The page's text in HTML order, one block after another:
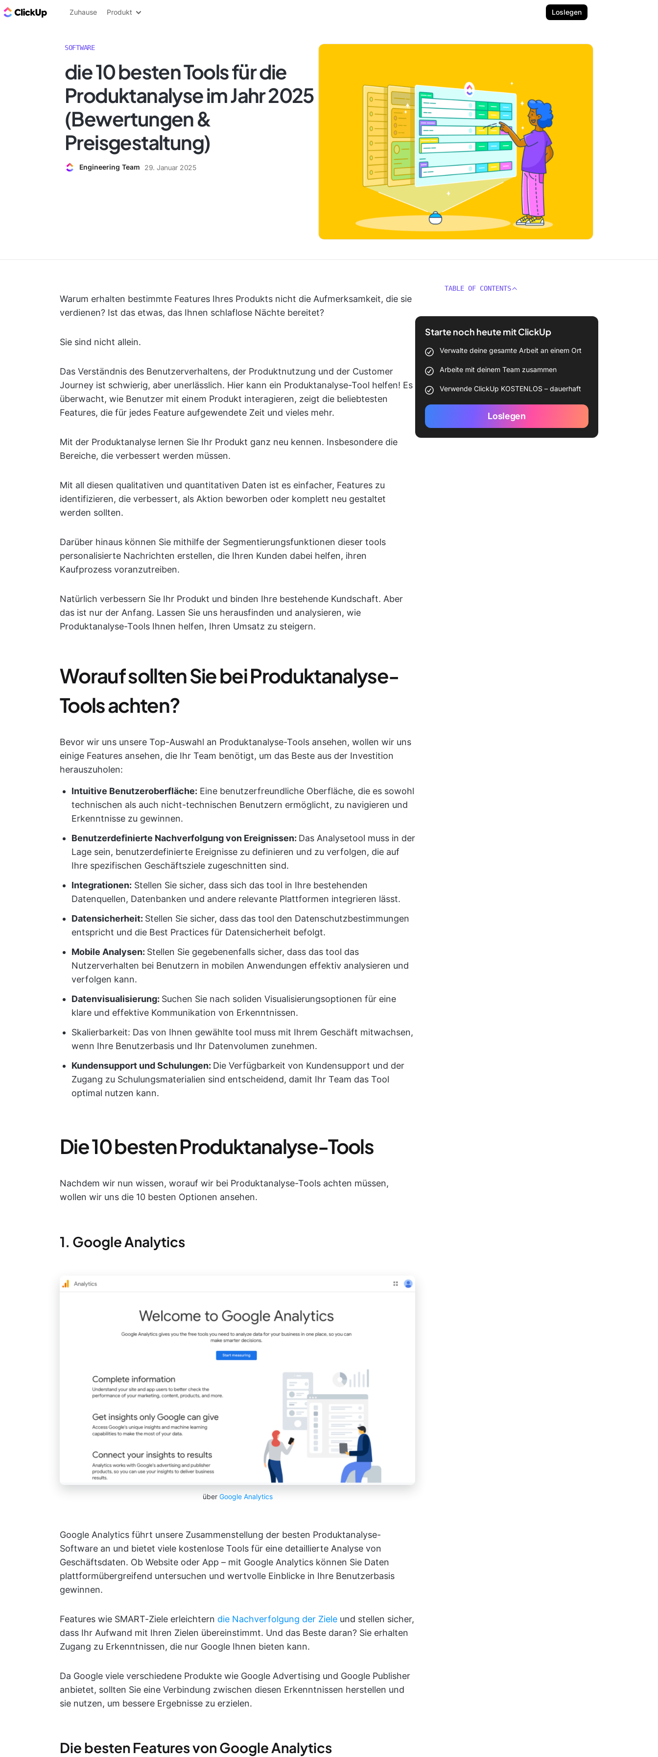
ClickUp Blog
Zuhause Produkt Loslegen
SOFTWARE
die 10 besten Tools für die
Produktanalyse im Jahr 2025
(Bewertungen &
Preisgestaltung)
Engineering Team 29. Januar 2025
Warum erhalten bestimmte Features Ihres Produkts nicht die Aufmerksamkeit, die sie
verdienen? Ist das etwas, das Ihnen schlaflose Nächte bereitet?
Sie sind nicht allein.
Das Verständnis des Benutzerverhaltens, der Produktnutzung und der Customer
Journey ist schwierig, aber unerlässlich. Hier kann ein Produktanalyse-Tool helfen! Es
überwacht, wie Benutzer mit einem Produkt interagieren, zeigt die beliebtesten
Features, die für jedes Feature aufgewendete Zeit und vieles mehr.
Mit der Produktanalyse lernen Sie Ihr Produkt ganz neu kennen. Insbesondere die
Bereiche, die verbessert werden müssen.
Mit all diesen qualitativen und quantitativen Daten ist es einfacher, Features zu
identifizieren, die verbessert, als Aktion beworben oder komplett neu gestaltet
werden sollten.
Darüber hinaus können Sie mithilfe der Segmentierungsfunktionen dieser tools
personalisierte Nachrichten erstellen, die Ihren Kunden dabei helfen, ihren
Kaufprozess voranzutreiben.
Natürlich verbessern Sie Ihr Produkt und binden Ihre bestehende Kundschaft. Aber
das ist nur der Anfang. Lassen Sie uns herausfinden und analysieren, wie
Produktanalyse-Tools Ihnen helfen, Ihren Umsatz zu steigern.
Worauf sollten Sie bei Produktanalyse-
Tools achten?
Bevor wir uns unsere Top-Auswahl an Produktanalyse-Tools ansehen, wollen wir uns
einige Features ansehen, die Ihr Team benötigt, um das Beste aus der Investition
herauszuholen:
Intuitive Benutzeroberfläche: Eine benutzerfreundliche Oberfläche, die es sowohl
technischen als auch nicht-technischen Benutzern ermöglicht, zu navigieren und
Erkenntnisse zu gewinnen.
Benutzerdefinierte Nachverfolgung von Ereignissen: Das Analysetool muss in der
Lage sein, benutzerdefinierte Ereignisse zu definieren und zu verfolgen, die auf
Ihre spezifischen Geschäftsziele zugeschnitten sind.
Integrationen: Stellen Sie sicher, dass sich das tool in Ihre bestehenden
Datenquellen, Datenbanken und andere relevante Plattformen integrieren lässt.
Datensicherheit: Stellen Sie sicher, dass das tool den Datenschutzbestimmungen
entspricht und die Best Practices für Datensicherheit befolgt.
Mobile Analysen: Stellen Sie gegebenenfalls sicher, dass das tool das
Nutzerverhalten bei Benutzern in mobilen Anwendungen effektiv analysieren und
verfolgen kann.
Datenvisualisierung: Suchen Sie nach soliden Visualisierungsoptionen für eine
klare und effektive Kommunikation von Erkenntnissen.
Skalierbarkeit: Das von Ihnen gewählte tool muss mit Ihrem Geschäft mitwachsen,
wenn Ihre Benutzerbasis und Ihr Datenvolumen zunehmen.
Kundensupport und Schulungen: Die Verfügbarkeit von Kundensupport und der
Zugang zu Schulungsmaterialien sind entscheidend, damit Ihr Team das Tool
optimal nutzen kann.
Die 10 besten Produktanalyse-Tools
Nachdem wir nun wissen, worauf wir bei Produktanalyse-Tools achten müssen,
wollen wir uns die 10 besten Optionen ansehen.
1. Google Analytics
über Google Analytics
Google Analytics führt unsere Zusammenstellung der besten Produktanalyse-
Software an und bietet viele kostenlose Tools für eine detaillierte Analyse von
Geschäftsdaten. Ob Website oder App – mit Google Analytics können Sie Daten
plattformübergreifend untersuchen und wertvolle Einblicke in Ihre Benutzerbasis
gewinnen.
Features wie SMART-Ziele erleichtern die Nachverfolgung der Ziele und stellen sicher,
dass Ihr Aufwand mit Ihren Zielen übereinstimmt. Und das Beste daran? Sie erhalten
Zugang zu Erkenntnissen, die nur Google Ihnen bieten kann.
Da Google viele verschiedene Produkte wie Google Advertising und Google Publisher
anbietet, sollten Sie eine Verbindung zwischen diesen Erkenntnissen herstellen und
sie nutzen, um bessere Ergebnisse zu erzielen.
Die besten Features von Google Analytics
TABLE OF CONTENTS
Starte noch heute mit ClickUp
Verwalte deine gesamte Arbeit an einem Ort
Arbeite mit deinem Team zusammen
Verwende ClickUp KOSTENLOS – dauerhaft
Loslegen